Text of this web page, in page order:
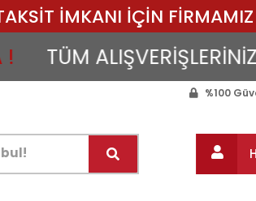
İMKANI İÇİN FİRMAMIZ
TÜM
%100